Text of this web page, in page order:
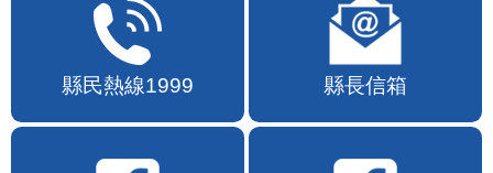
縣民熱線1999 縣長信箱